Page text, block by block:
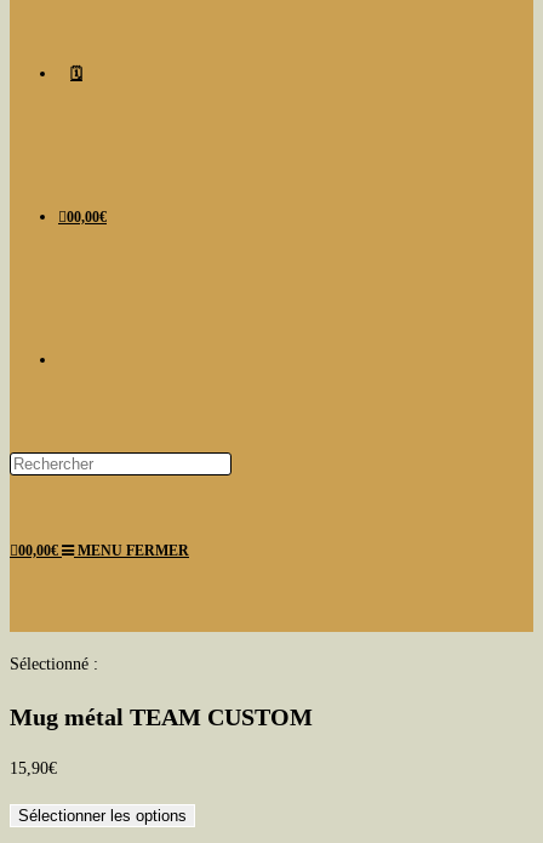
🗓️
00,00€
00,00€ MENU FERMER
Sélectionné :
Mug métal TEAM CUSTOM
15,90€
Sélectionner les options